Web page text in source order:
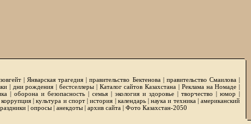
| Январская трагедия |правительство Бектенова| правительство Смаилова|
| дни рождения | бестселлеры| Каталог сайтов Казахстана | Реклама на Номаде |
| оборона и безопасность | семья | экология и здоровье | творчество | юмор |
|культура и спорт|история | календарь|наука и техника|американский
| опросы | анекдоты | архив сайта | Фото Казахстан-2050